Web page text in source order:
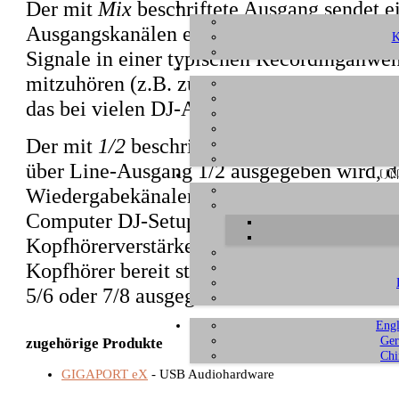
Der mit Mix beschriftete Ausgang sendet
Ausgangskanälen erzeugt wird (1/2, 3/4,
Signale in einer typischen
mitzuhören (z.B. zum Abhören oder
das bei vielen DJ-Anwendungen nicht
Der mit 1/2 beschriftete Ausgang sendet
über Line-Ausgang 1/2 ausgegeben wird,
Wiedergabekänalen 3 bis 8. Dadurch
Computer DJ-Setups ohne einen externen
Kopfhörerverstärker genutzt werden, da
Kopfhörer bereit steht, während andere
5/6 oder 7/8 ausgegeben werden können.
zugehörige Produkte
GIGAPORT eX - USB Audiohardware